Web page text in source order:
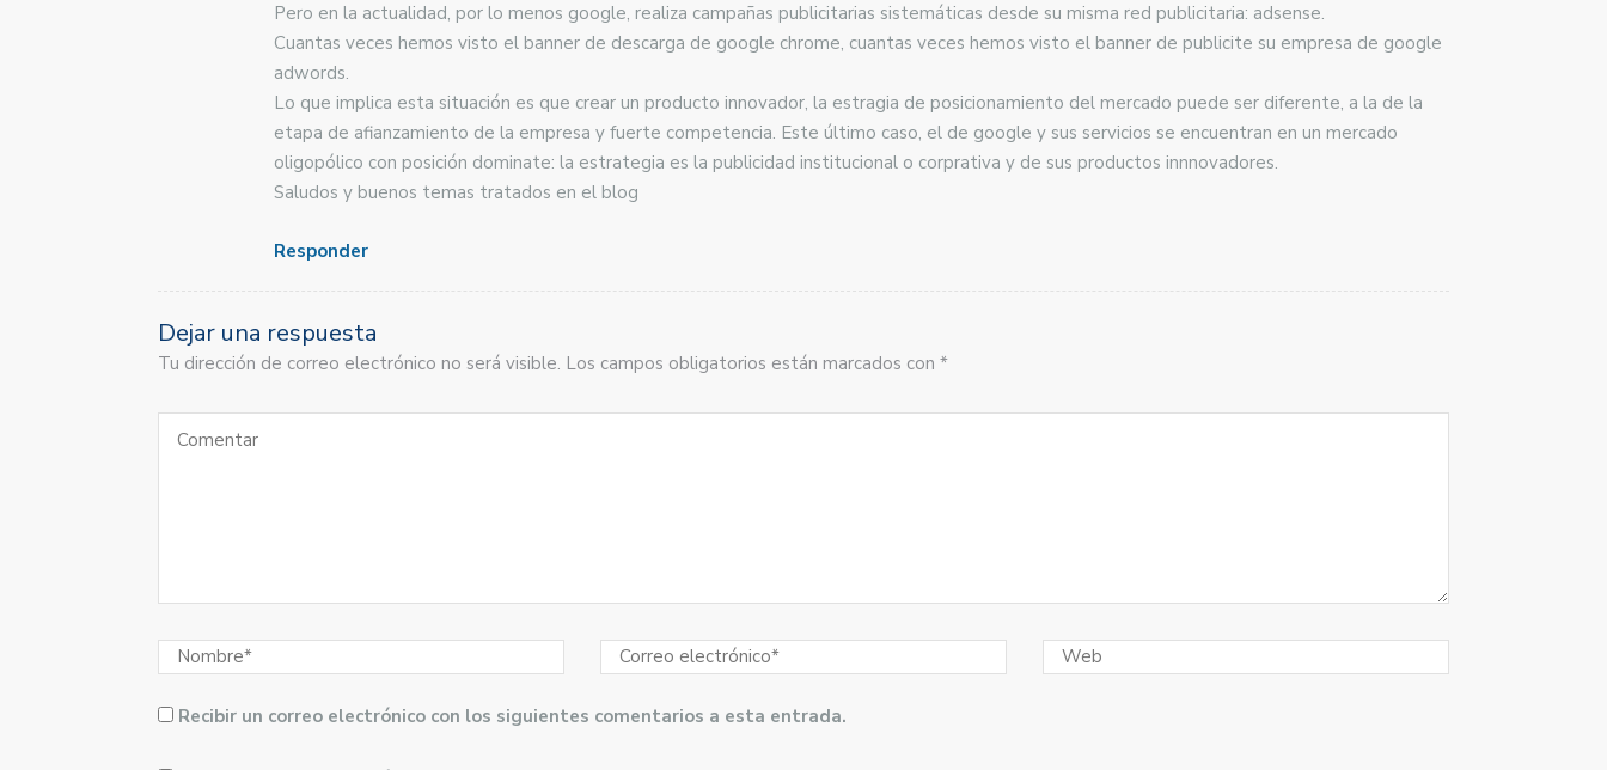
Pero en la actualidad, por lo menos google, realiza campañas publicitarias sistemáticas desde su misma red publicitaria: adsense.
Cuantas veces hemos visto el banner de descarga de google chrome, cuantas veces hemos visto el banner de publicite su empresa de google
adwords.
Lo que implica esta situación es que crear un producto innovador, la estragia de posicionamiento del mercado puede ser diferente, a la de la
etapa de afianzamiento de la empresa y fuerte competencia. Este último caso, el de google y sus servicios se encuentran en un mercado
oligopólico con posición dominate: la estrategia es la publicidad institucional o corprativa y de sus productos innnovadores.
Saludos y buenos temas tratados en el blog
Responder
Dejar una respuesta
Tu dirección de correo electrónico no será visible. Los campos obligatorios están marcados con *
Recibir un correo electrónico con los siguientes comentarios a esta entrada.